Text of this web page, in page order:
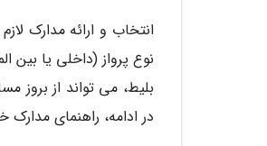
انتخاب و ارائه مدارک
نوع پرواز (داخلی یا بین
بلیط، می تواند از بروز
در ادامه، راهنمای مدارک